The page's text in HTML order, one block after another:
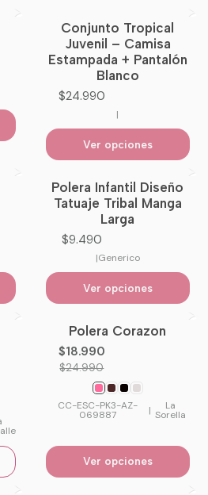
Conjunto Tropical
Juvenil – Camisa
Estampada + Pantalón
Blanco
$24.990
|
Ver opciones
Polera Infantil Diseño
Tatuaje Tribal Manga
Larga
$9.490
|Generico
Ver opciones
-24%OFF
Polera Corazon
$18.990
$24.990
CC-ESC-PK3-AZ-
069887 | La
Sorella
Ver opciones